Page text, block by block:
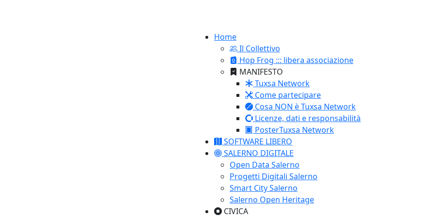
Home
Il Collettivo
Hop Frog ::: libera associazione
MANIFESTO
Tuxsa Network
Come partecipare
Cosa NON è Tuxsa Network
Licenze, dati e responsabilità
PosterTuxsa Network
SOFTWARE LIBERO
SALERNO DIGITALE
Open Data Salerno
Progetti Digitali Salerno
Smart City Salerno
Salerno Open Heritage
CIVICA